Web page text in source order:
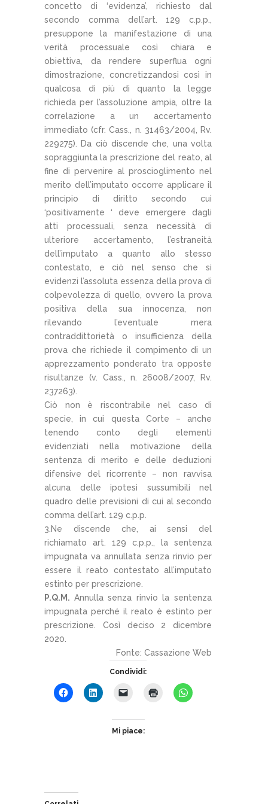
concetto di ‘evidenza’, richiesto dal
secondo comma dell’art. 129 c.p.p.,
presuppone la manifestazione di una
verità processuale così chiara e
obiettiva, da rendere superflua ogni
dimostrazione, concretizzandosi così in
qualcosa di più di quanto la legge
richieda per l’assoluzione ampia, oltre la
correlazione a un accertamento
immediato (cfr. Cass., n. 31463/2004, Rv.
229275). Da ciò discende che, una volta
sopraggiunta la prescrizione del reato, al
fine di pervenire al proscioglimento nel
merito dell’imputato occorre applicare il
principio di diritto secondo cui
‘positivamente ‘ deve emergere dagli
atti processuali, senza necessità di
ulteriore accertamento, l’estraneità
dell’imputato a quanto allo stesso
contestato, e ciò nel senso che si
evidenzi l’assoluta essenza della prova di
colpevolezza di quello, ovvero la prova
positiva della sua innocenza, non
rilevando l’eventuale mera
contraddittorietà o insufficienza della
prova che richiede il compimento di un
apprezzamento ponderato tra opposte
risultanze (v. Cass., n. 26008/2007, Rv.
237263).
Ciò non è riscontrabile nel caso di
specie, in cui questa Corte – anche
tenendo conto degli elementi
evidenziati nella motivazione della
sentenza di merito e delle deduzioni
difensive del ricorrente – non ravvisa
alcuna delle ipotesi sussumibili nel
quadro delle previsioni di cui al secondo
comma dell’art. 129 c.p.p.
3.Ne discende che, ai sensi del
richiamato art. 129 c.p.p., la sentenza
impugnata va annullata senza rinvio per
essere il reato contestato all’imputato
estinto per prescrizione.
P.Q.M. Annulla senza rinvio la sentenza
impugnata perché il reato è estinto per
prescrizione. Così deciso 2 dicembre
2020.
Fonte: Cassazione Web
Condividi:
Mi piace: